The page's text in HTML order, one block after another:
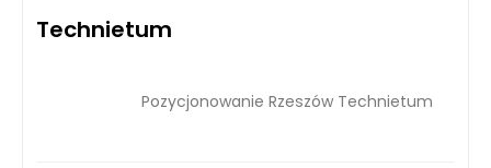
Technietum
Pozycjonowanie Rzeszów Technietum